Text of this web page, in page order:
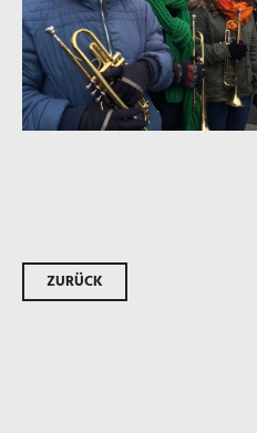
Beitrags-
ZURÜCK